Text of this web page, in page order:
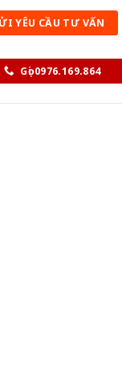
Gọi 0976.169.864